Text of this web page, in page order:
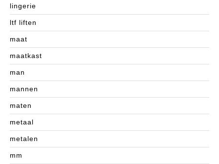
lingerie
ltf liften
maat
maatkast
man
mannen
maten
metaal
metalen
mm